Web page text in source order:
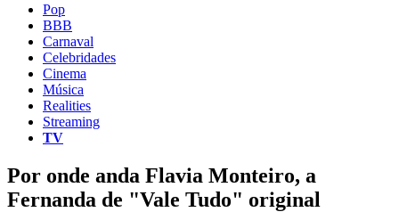
Pop
BBB
Carnaval
Celebridades
Cinema
Música
Realities
Streaming
TV
Por onde anda Flavia Monteiro, a
Fernanda de "Vale Tudo" original